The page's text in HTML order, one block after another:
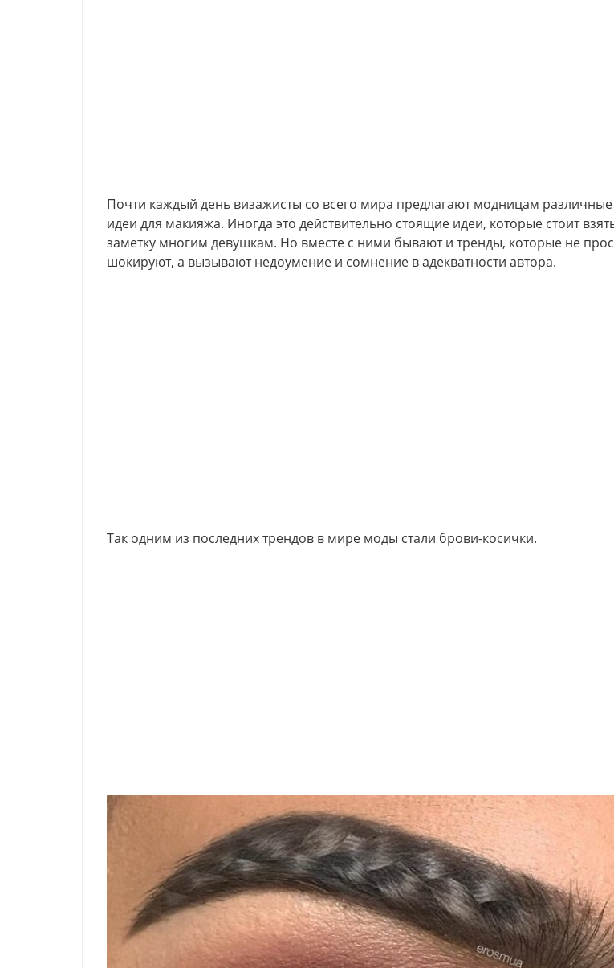
Почти каждый день визажисты со всего мира предлагают модницам
идеи для макияжа. Иногда это действительно стоящие идеи, которые стоит
заметку многим девушкам. Но вместе с ними бывают и тренды, которые не
шокируют, а вызывают недоумение и сомнение в адекватности автора.
Так одним из последних трендов в мире моды стали брови-косички.